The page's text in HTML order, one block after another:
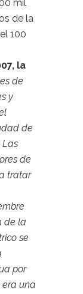
mil
de la
100
la
de
y
de
Las
de
tratar
de la
se
por
era una